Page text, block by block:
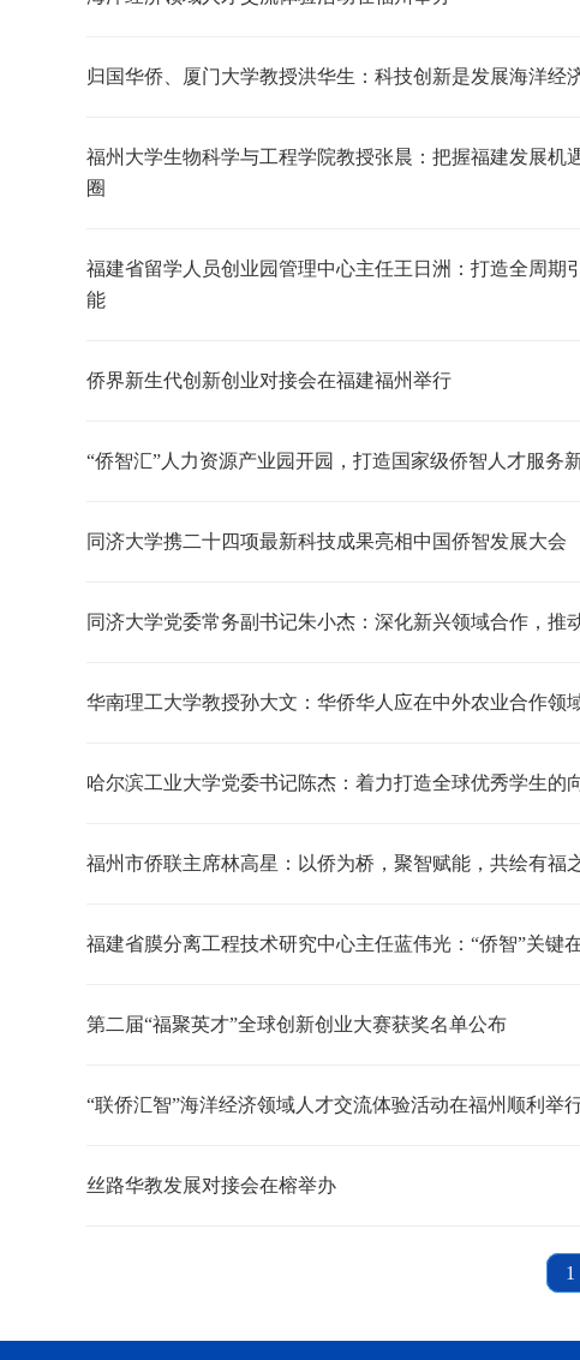
归国华侨、厦门大学教授洪华生：科技创新是发展海洋经
福州大学生物科学与工程学院教授张晨：把握福建发展机
圈
福建省留学人员创业园管理中心主任王日洲：打造全周期
能
侨界新生代创新创业对接会在福建福州举行
“侨智汇”人力资源产业园开园，打造国家级侨智人才服务
同济大学携二十四项最新科技成果亮相中国侨智发展大会
同济大学党委常务副书记朱小杰：深化新兴领域合作，推
华南理工大学教授孙大文：华侨华人应在中外农业合作领
哈尔滨工业大学党委书记陈杰：着力打造全球优秀学生的
福州市侨联主席林高星：以侨为桥，聚智赋能，共绘有福
福建省膜分离工程技术研究中心主任蓝伟光：“侨智”关键
第二届“福聚英才”全球创新创业大赛获奖名单公布
“联侨汇智”海洋经济领域人才交流体验活动在福州顺利举
丝路华教发展对接会在榕举办
1